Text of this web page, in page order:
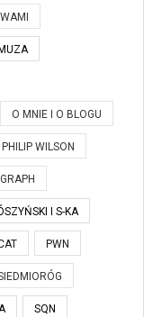
MUZA
O MNIE I O BLOGU
PHILIP WILSON
I S-KA
PWN
SQN